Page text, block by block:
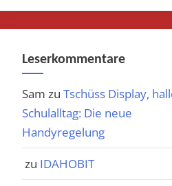
Leserkommentare
Sam zu Tschüss Display,
Schulalltag: Die neue
Handyregelung
zu IDAHOBIT